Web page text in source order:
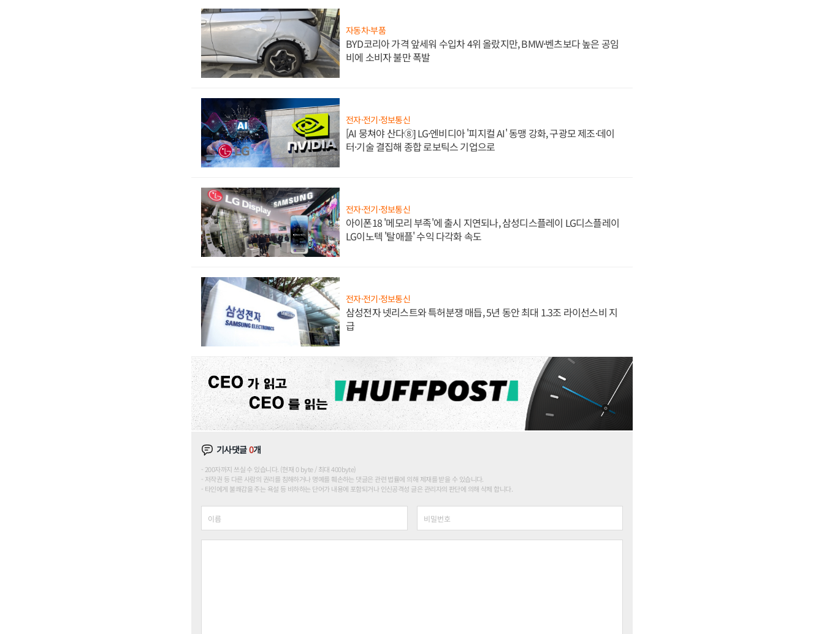
자동차·부품
BYD코리아 가격 앞세워 수입차 4위 올랐지만, BMW·벤츠보다 높은 공임
비에 소비자 불만 폭발
전자·전기·정보통신
[AI 뭉쳐야 산다⑧] LG·엔비디아 '피지컬 AI' 동맹 강화, 구광모 제조·데이
터·기술 결집해 종합 로보틱스 기업으로
전자·전기·정보통신
아이폰18 '메모리 부족'에 출시 지연되나, 삼성디스플레이 LG디스플레이
LG이노텍 '탈애플' 수익 다각화 속도
전자·전기·정보통신
삼성전자 넷리스트와 특허분쟁 매듭, 5년 동안 최대 1.3조 라이선스비 지
급
기사댓글0개
200자까지 쓰실 수 있습니다. (현재 0 byte / 최대 400byte)
저작권 등 다른 사람의 권리를 침해하거나 명예를 훼손하는 댓글은 관련 법률에 의해 제재를 받을 수 있습니다.
타인에게 불쾌감을 주는 욕설 등 비하하는 단어가 내용에 포함되거나 인신공격성 글은 관리자의 판단에 의해 삭제 합니다.